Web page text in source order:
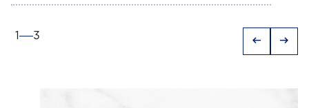
1 3 arrow_left_alt arrow_right_alt